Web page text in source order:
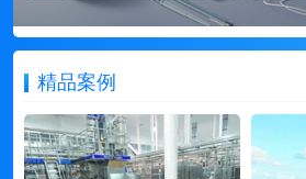
精品案例